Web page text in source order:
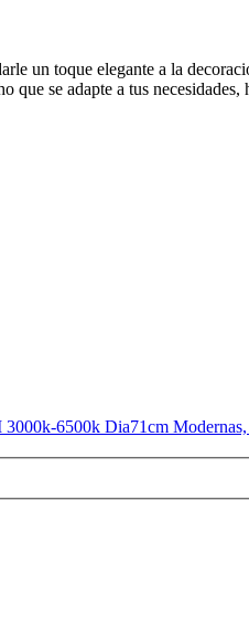
un toque elegante a la
se adapte a tus
6500k Dia71cm